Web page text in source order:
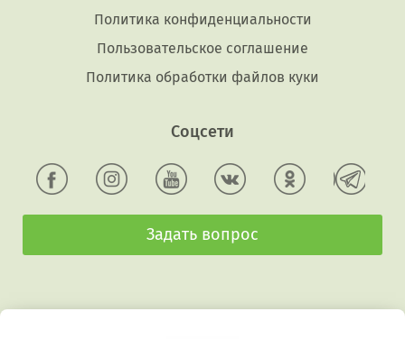
Политика конфиденциальности
Пользовательское соглашение
Политика обработки файлов куки
Соцсети
Задать вопрос